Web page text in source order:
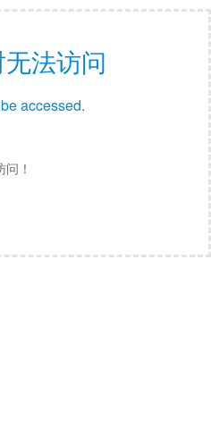
法访问
accessed.
！